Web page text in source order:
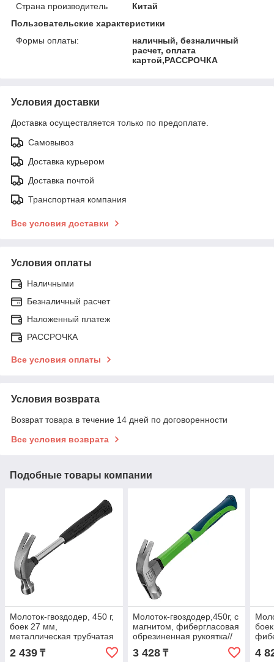
Страна производитель
Китай
Пользовательские характеристики
Формы оплаты:
наличный, безналичный
расчет, оплата
картой,РАССРОЧКА
Условия доставки
Доставка осуществляется только по предоплате.
Самовывоз
Доставка курьером
Доставка почтой
Транспортная компания
Все условия доставки
Условия оплаты
Наличными
Безналичный расчет
Наложенный платеж
РАССРОЧКА
Все условия оплаты
Условия возврата
Возврат товара в течение 14 дней по договоренности
Все условия возврата
Подобные товары компании
Молоток-гвоздодер, 450 г,
боек 27 мм,
металлическая трубчатая
обрезиненная рукоятка//
Sparta
2 439 ₸
Молоток-гвоздодер,450г, с
магнитом, фибергласовая
обрезиненная рукоятка//
Сибртех
3 428₸ 4